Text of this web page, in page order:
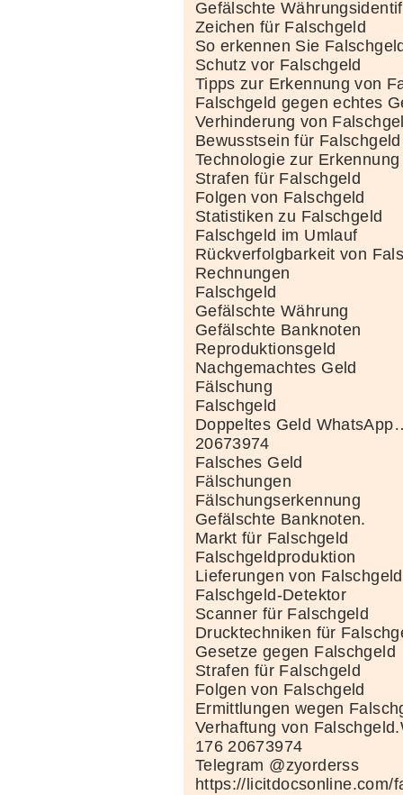
Gefälschte
Zeichen für Falschgeld
So erkennen Sie
Schutz vor Falschgeld
Tipps zur Erkennung von
Falschgeld gegen echtes
Verhinderung von
Bewusstsein für Falschgeld
Technologie zur
Strafen für Falschgeld
Folgen von Falschgeld
Statistiken zu Falschgeld
Falschgeld im Umlauf
Rückverfolgbarkeit von
Rechnungen
Falschgeld
Gefälschte Währung
Gefälschte Banknoten
Reproduktionsgeld
Nachgemachtes Geld
Fälschung
Falschgeld
Doppeltes Geld
20673974
Falsches Geld
Fälschungen
Fälschungserkennung
Gefälschte Banknoten.
Markt für Falschgeld
Falschgeldproduktion
Lieferungen von Falschgeld
Falschgeld-Detektor
Scanner für Falschgeld
Drucktechniken für
Gesetze gegen Falschgeld
Strafen für Falschgeld
Folgen von Falschgeld
Ermittlungen wegen
Verhaftung von
176 20673974
Telegram @zyorderss
https://licitdocsonline.com/